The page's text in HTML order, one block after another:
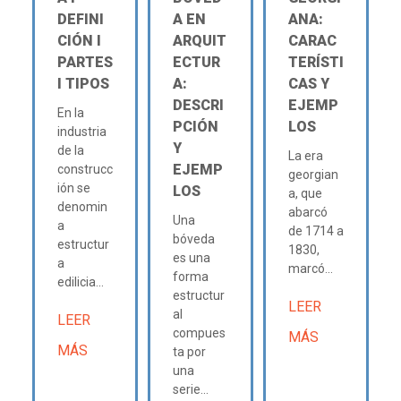
DEFINI
CIÓN Ι
PARTES
Ι TIPOS
En la
industria
de la
construcc
ión se
denomin
a
estructur
a
edilicia...
LEER
MÁS
A EN
ARQUIT
ECTUR
A:
DESCRI
PCIÓN
Y
EJEMP
LOS
Una
bóveda
es una
forma
estructur
al
compues
ta por
una
serie...
ANA:
CARAC
TERÍSTI
CAS Y
EJEMP
LOS
La era
georgian
a, que
abarcó
de 1714 a
1830,
marcó...
LEER
MÁS